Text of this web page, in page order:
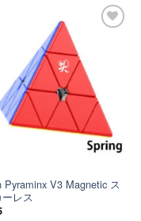
Pyraminx V3 Magnetic ス
レス